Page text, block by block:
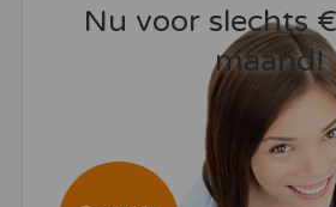
Nu voor slechts
maand!